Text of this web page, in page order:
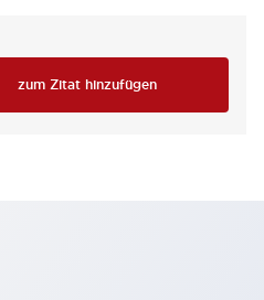
zum Zitat hinzufügen